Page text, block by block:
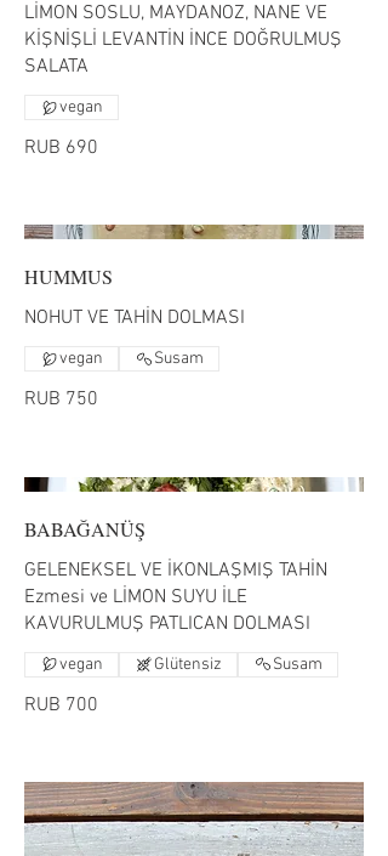
LİMON SOSLU, MAYDANOZ, NANE VE
KİŞNİŞLİ LEVANTİN İNCE DOĞRULMUŞ
SALATA
RUB 690
vegan
HUMMUS
NOHUT VE TAHİN DOLMASI
RUB 750
vegan Susam
BABAĞANÜŞ
GELENEKSEL VE İKONLAŞMIŞ TAHİN
Ezmesi ve LİMON SUYU İLE
KAVURULMUŞ PATLICAN DOLMASI
RUB 700
vegan Glütensiz Susam